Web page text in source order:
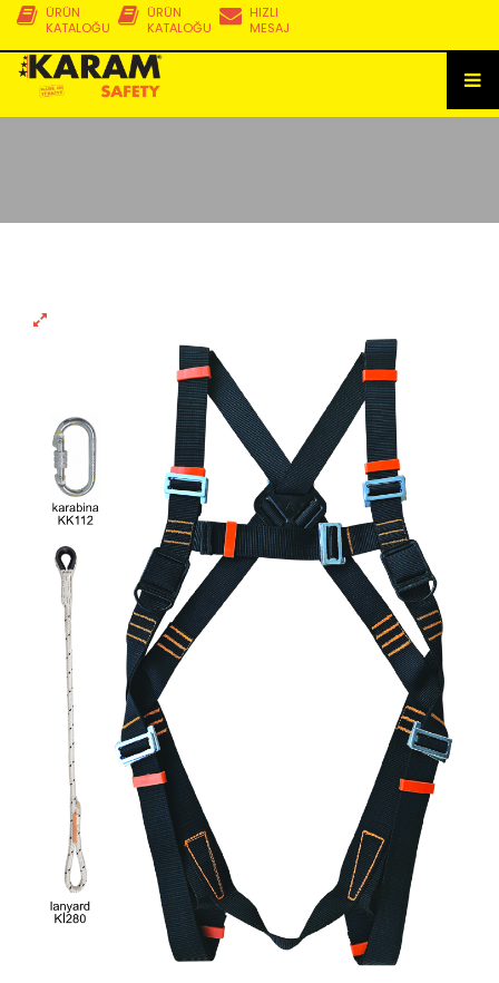
HIZLI
MESAJ
ÜRÜN
KATALOĞU
ÜRÜN
KATALOĞU